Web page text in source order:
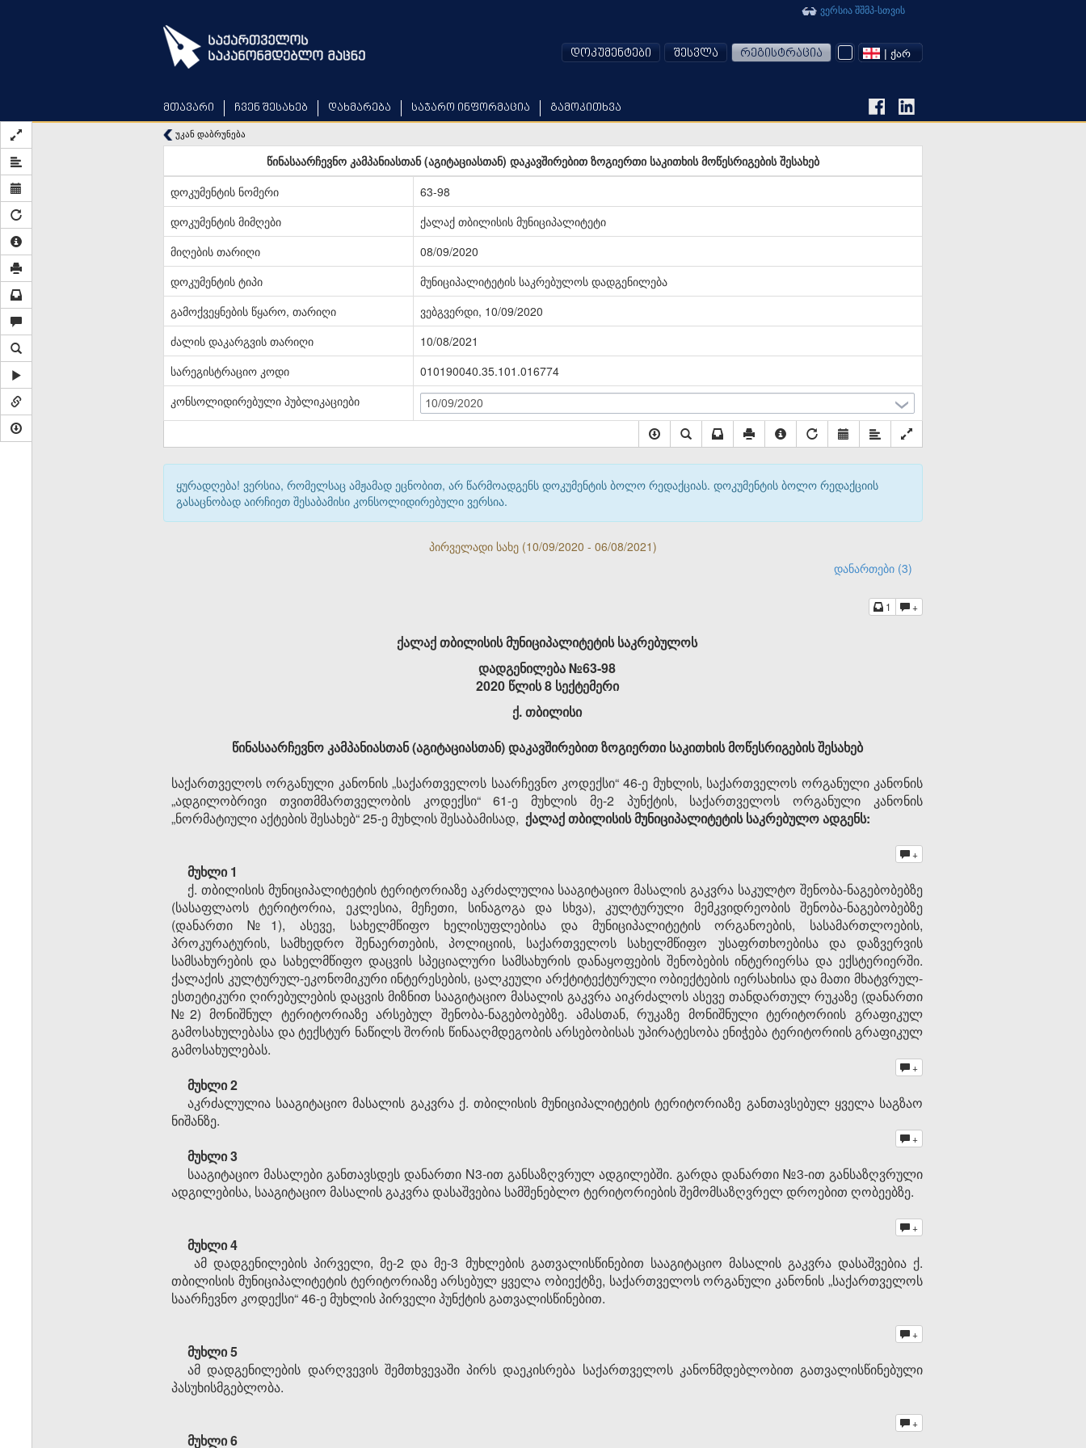
მთავარი ჩვენ შესახებ დახმარება საჯარო ინფორმაცია გამოკითხვა
ვერსია შშმპ-სთვის
დოკუმენტები შესვლა რეგისტრაცია | ᲥᲐᲠ
უკან დაბრუნება
წინასაარჩევნო კამპანიასთან (აგიტაციასთან) დაკავშირებით ზოგიერთი საკითხის მოწესრიგების შესახებ
დოკუმენტის ნომერი
63-98
დოკუმენტის მიმღები
ქალაქ თბილისის მუნიციპალიტეტი
მიღების თარიღი
08/09/2020
დოკუმენტის ტიპი
მუნიციპალიტეტის საკრებულოს დადგენილება
გამოქვეყნების წყარო, თარიღი
ვებგვერდი, 10/09/2020
ძალის დაკარგვის თარიღი
10/08/2021
სარეგისტრაციო კოდი
010190040.35.101.016774
კონსოლიდირებული პუბლიკაციები
10/09/2020
ყურადღება! ვერსია, რომელსაც ამჟამად ეცნობით, არ წარმოადგენს დოკუმენტის ბოლო რედაქციას. დოკუმენტის ბოლო რედაქციის
გასაცნობად აირჩიეთ შესაბამისი კონსოლიდირებული ვერსია.
პირველადი სახე (10/09/2020 - 06/08/2021)
დანართები (3)
1 +
ქალაქ თბილისის მუნიციპალიტეტის საკრებულოს
დადგენილება №63-98
2020 წლის 8 სექტემერი
ქ. თბილისი
წინასაარჩევნო კამპანიასთან (აგიტაციასთან) დაკავშირებით ზოგიერთი საკითხის მოწესრიგების შესახებ
საქართველოს ორგანული კანონის „საქართველოს საარჩევნო კოდექსი“ 46-ე მუხლის, საქართველოს ორგანული კანონის
„ადგილობრივი თვითმმართველობის კოდექსი“ 61-ე მუხლის მე-2 პუნქტის, საქართველოს ორგანული კანონის
„ნორმატიული აქტების შესახებ“ 25-ე მუხლის შესაბამისად, ქალაქ თბილისისმუნიციპალიტეტის საკრებულო ადგენს:
+
მუხლი 1
ქ. თბილისის მუნიციპალიტეტის ტერიტორიაზე აკრძალულია სააგიტაციო მასალის გაკვრა საკულტო შენობა-ნაგებობებზე
(სასაფლაოს ტერიტორია, ეკლესია, მეჩეთი, სინაგოგა და სხვა), კულტურული მემკვიდრეობის შენობა-ნაგებობებზე
(დანართი №1), ასევე, სახელმწიფო ხელისუფლებისა და მუნიციპალიტეტის ორგანოების, სასამართლოების,
პროკურატურის, სამხედრო შენაერთების, პოლიციის, საქართველოს სახელმწიფო უსაფრთხოებისა და დაზვერვის
სამსახურების და სახელმწიფო დაცვის სპეციალური სამსახურის დანაყოფების შენობების ინტერიერსა და ექსტერიერში.
ქალაქის კულტურულ-ეკონომიკური ინტერესების, ცალკეული არქტიტექტურული ობიექტების იერსახისა და მათი მხატვრულ-
ესთეტიკური ღირებულების დაცვის მიზნით სააგიტაციო მასალის გაკვრა აიკრძალოს ასევე თანდართულ რუკაზე (დანართი
№2) მონიშნულ ტერიტორიაზე არსებულ შენობა-ნაგებობებზე. ამასთან, რუკაზე მონიშნული ტერიტორიის გრაფიკულ
გამოსახულებასა და ტექსტურ ნაწილს შორის წინააღმდეგობის არსებობისას უპირატესობა ენიჭება ტერიტორიის გრაფიკულ
გამოსახულებას.
+
მუხლი 2
აკრძალულია სააგიტაციო მასალის გაკვრა ქ. თბილისის მუნიციპალიტეტის ტერიტორიაზე განთავსებულ ყველა საგზაო
ნიშანზე.
+
მუხლი 3
სააგიტაციო მასალები განთავსდეს დანართი N3-ით განსაზღვრულ ადგილებში. გარდა დანართი №3-ით განსაზღვრული
ადგილებისა, სააგიტაციო მასალის გაკვრა დასაშვებია სამშენებლო ტერიტორიების შემომსაზღვრელ დროებით ღობეებზე.
+
მუხლი 4
ამ დადგენილების პირველი, მე-2 და მე-3 მუხლების გათვალისწინებით სააგიტაციო მასალის გაკვრა დასაშვებია ქ.
თბილისის მუნიციპალიტეტის ტერიტორიაზე არსებულ ყველა ობიექტზე, საქართველოს ორგანული კანონის „საქართველოს
საარჩევნო კოდექსი“ 46-ე მუხლის პირველი პუნქტის გათვალისწინებით.
+
მუხლი 5
ამ დადგენილების დარღვევის შემთხვევაში პირს დაეკისრება საქართველოს კანონმდებლობით გათვალისწინებული
პასუხისმგებლობა.
+
მუხლი 6